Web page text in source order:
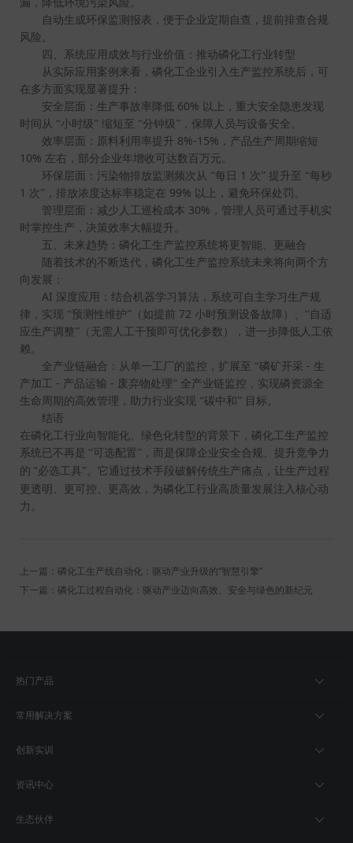
漏，降低环境污染风险。
自动生成环保监测报表，便于企业定期自查，提前排查合规
风险。
四、系统应用成效与行业价值：推动磷化工行业转型
从实际应用案例来看，磷化工企业引入生产监控系统后，可
在多方面实现显著提升：
安全层面：生产事故率降低 60% 以上，重大安全隐患发现
时间从 “小时级” 缩短至 “分钟级”，保障人员与设备安全。
效率层面：原料利用率提升 8%-15% ，产品生产周期缩短
10% 左右，部分企业年增收可达数百万元。
环保层面：污染物排放监测频次从 “每日 1 次” 提升至 “每秒
1 次”，排放浓度达标率稳定在 99% 以上，避免环保处罚。
管理层面：减少人工巡检成本 30% ，管理人员可通过手机实
时掌控生产，决策效率大幅提升。
五、未来趋势：磷化工生产监控系统将更智能、更融合
随着技术的不断迭代，磷化工生产监控系统未来将向两个方
向发展：
AI 深度应用：结合机器学习算法，系统可自主学习生产规
律，实现 “预测性维护”（如提前 72 小时预测设备故障）、“自适
应生产调整”（无需人工干预即可优化参数），进一步降低人工依
赖。
全产业链融合：从单一工厂的监控，扩展至 “磷矿开采 - 生
产加工 - 产品运输 - 废弃物处理” 全产业链监控，实现磷资源全
生命周期的高效管理，助力行业实现 “碳中和” 目标。
结语
在磷化工行业向智能化、绿色化转型的背景下，磷化工生产监控
系统已不再是 “可选配置”，而是保障企业安全合规、提升竞争力
的 “必选工具”。它通过技术手段破解传统生产痛点，让生产过程
更透明、更可控、更高效，为磷化工行业高质量发展注入核心动
力。
上一篇：磷化工生产线自动化：驱动产业升级的“智慧引擎”
下一篇：磷化工过程自动化：驱动产业迈向高效、安全与绿色的新纪元
热门产品
常用解决方案
创新实训
资讯中心
生态伙伴